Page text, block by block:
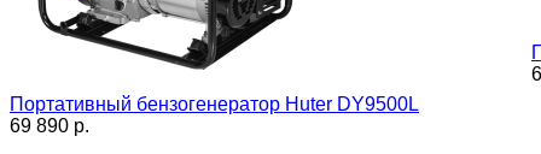
Портативный бензогенератор Huter DY9500L
69 890 p.